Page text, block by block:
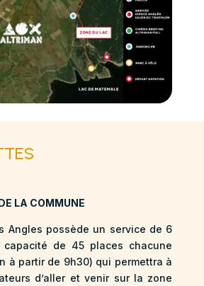
LA COMMUNE
Angles possède un service de 6
capacité de 45 places chacune
à partir de 9h30) qui permettra à
d’aller et venir sur la zone